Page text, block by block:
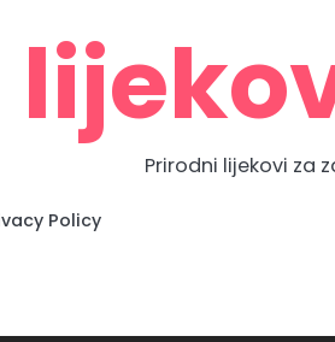
Prirodni lijekovi za
Policy